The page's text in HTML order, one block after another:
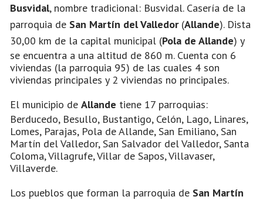
Busvidal, nombre tradicional: Busvidal. Casería de la
parroquia de San Martín del Valledor(Allande). Dista
30,00 km de la capital municipal (Pola de Allande) y
se encuentra a una altitud de 860 m. Cuenta con 6
viviendas (la parroquia 95) de las cuales 4 son
viviendas principales y 2 viviendas no principales.
El municipio de Allande tiene 17 parroquias:
Berducedo, Besullo, Bustantigo, Celón, Lago, Linares,
Lomes, Parajas, Pola de Allande, San Emiliano, San
Martín del Valledor, San Salvador del Valledor, Santa
Coloma, Villagrufe, Villar de Sapos, Villavaser,
Villaverde.
Los pueblos que forman la parroquia de San Martín